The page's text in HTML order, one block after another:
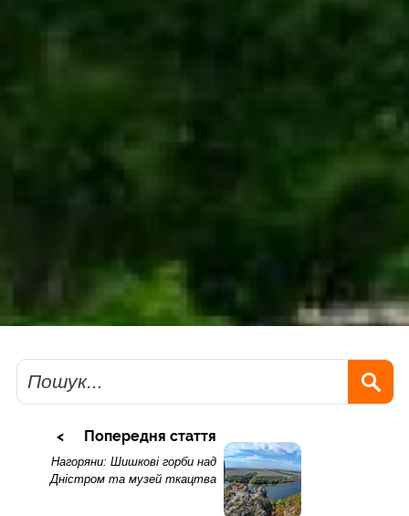
Пошук
Попередня стаття
Нагоряни: Шишкові горби над
Дністром та музей ткацтва